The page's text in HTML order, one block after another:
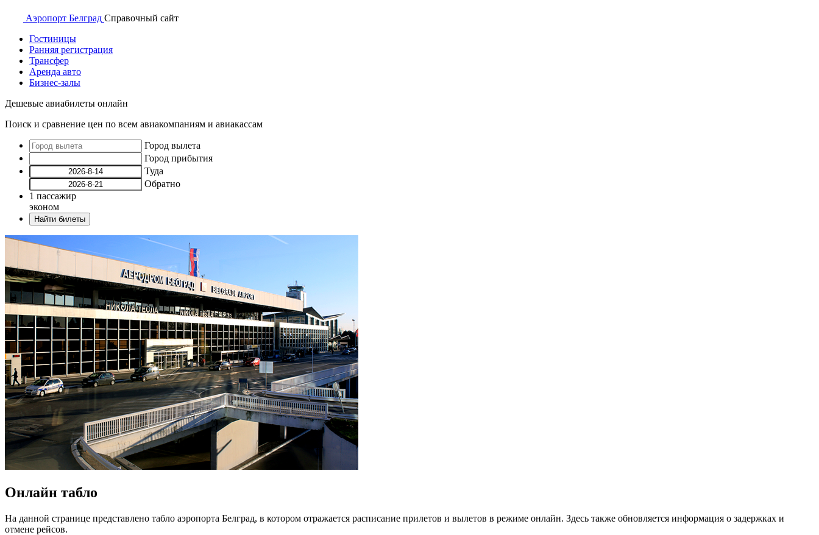
Аэропорт Белград Справочный сайт
Гостиницы
Ранняя регистрация
Трансфер
Аренда авто
Бизнес-залы
Дешевые авиабилеты онлайн
Поиск и сравнение цен по всем авиакомпаниям и авиакассам
Город вылета
Город прибытия
Туда
Обратно
1 пассажир
эконом
Найти билеты
Онлайн табло
На данной странице представлено табло аэропорта Белград, в котором отражается расписание прилетов и вылетов в режиме онлайн. Здесь также обновляется информация о задержках и
отмене рейсов.